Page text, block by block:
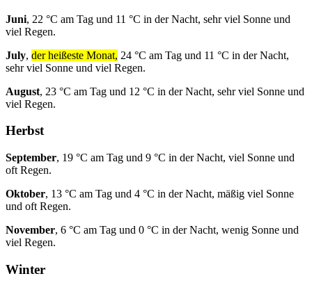
Juni, 22 °C am Tag und 11 °C in der Nacht, sehr viel Sonne und
viel Regen.
July, der heißeste Monat, 24 °C am Tag und 11 °C in der Nacht,
sehr viel Sonne und viel Regen.
August, 23 °C am Tag und 12 °C in der Nacht, sehr viel Sonne und
viel Regen.
Herbst
September, 19 °C am Tag und 9 °C in der Nacht, viel Sonne und
oft Regen.
Oktober, 13 °C am Tag und 4 °C in der Nacht, mäßig viel Sonne
und oft Regen.
November, 6 °C am Tag und 0 °C in der Nacht, wenig Sonne und
viel Regen.
Winter